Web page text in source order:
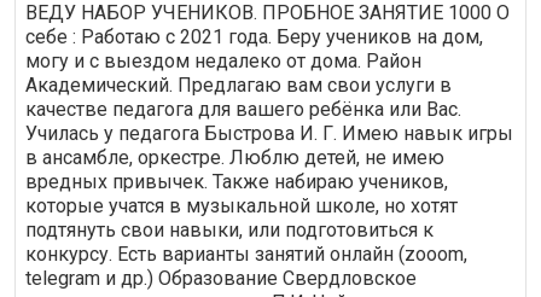
ВЕДУ НАБОР УЧЕНИКОВ. ПРОБНОЕ ЗАНЯТИЕ 1000 О
себе : Работаю с 2021 года. Беру учеников на дом,
могу и с выездом недалеко от дома. Район
Академический. Предлагаю вам свои услуги в
качестве педагога для вашего ребёнка или Вас.
Училась у педагога Быстрова И. Г. Имею навык игры
в ансамбле, оркестре. Люблю детей, не имею
вредных привычек. Также набираю учеников,
которые учатся в музыкальной школе, но хотят
подтянуть свои навыки, или подготовиться к
конкурсу. Есть варианты занятий онлайн (zooom,
telegram и др.) Образование Свердловское